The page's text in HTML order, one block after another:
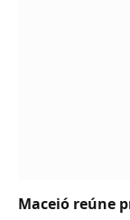
Maceió reúne